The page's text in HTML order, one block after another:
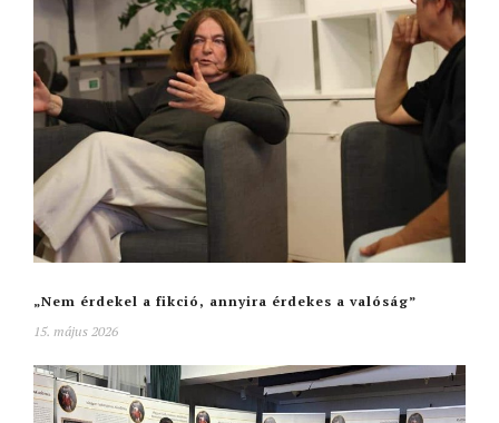
„Nem érdekel a fikció, annyira érdekes a valóság”
15. május 2026